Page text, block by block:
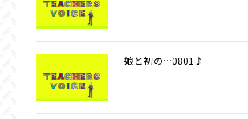
娘と初の…0801♪